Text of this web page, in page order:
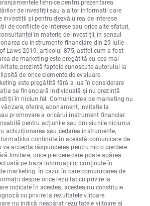
tehnice pentru prezentarea
de investiții sau a altor informații care
investiții și pentru dezvăluirea de interese
de conflicte de interese sau orice alte sfaturi,
în materie de investiții, în sensul
cu instrumente financiare din 29 iulie
Laws 2019, articolul 875, astfel cum a fost
de marketing este pregătită cu cea mai
prezintă faptele cunoscute autorului la
de orice elemente de evaluare.
este pregătită fără a lua în considerare
sa financiară individuală și nu prezintă
în niciun fel. Comunicarea de marketing nu
oferire, abonament, invitație la
promovare a oricărui instrument financiar.
pentru acțiunile sau omisiunile niciunui
achiziționarea sau cedarea instrumente,
conținute în această comunicare de
va accepta răspunderea pentru nicio pierdere
limitare, orice pierdere care poate apărea
pe baza informațiilor conținute în
marketing. În cazul în care comunicarea de
despre orice rezultat cu privire la
indicate în acestea, acestea nu constituie
cu privire la rezultatele viitoare.
nu indică neapărat rezultatele viitoare și